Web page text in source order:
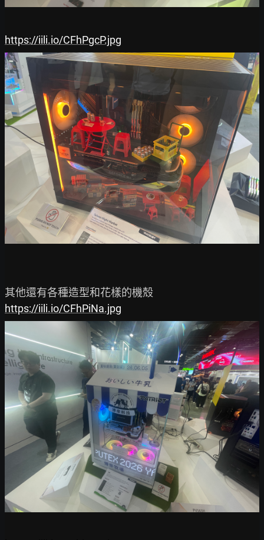
https://iili.io/CFhPgcP.jpg
https://iili.io/CFhPiNa.jpg